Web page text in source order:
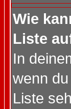
Wie
Liste
In
wenn
Liste